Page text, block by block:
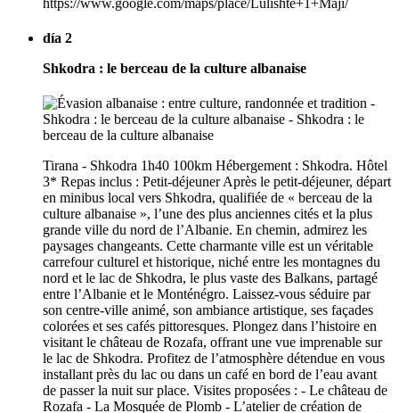
https://www.google.com/maps/place/Lulishte+1+Maji/
día 2
Shkodra : le berceau de la culture albanaise
Tirana - Shkodra 1h40 100km Hébergement : Shkodra. Hôtel
3* Repas inclus : Petit-déjeuner Après le petit-déjeuner, départ
en minibus local vers Shkodra, qualifiée de « berceau de la
culture albanaise », l’une des plus anciennes cités et la plus
grande ville du nord de l’Albanie. En chemin, admirez les
paysages changeants. Cette charmante ville est un véritable
carrefour culturel et historique, niché entre les montagnes du
nord et le lac de Shkodra, le plus vaste des Balkans, partagé
entre l’Albanie et le Monténégro. Laissez-vous séduire par
son centre-ville animé, son ambiance artistique, ses façades
colorées et ses cafés pittoresques. Plongez dans l’histoire en
visitant le château de Rozafa, offrant une vue imprenable sur
le lac de Shkodra. Profitez de l’atmosphère détendue en vous
installant près du lac ou dans un café en bord de l’eau avant
de passer la nuit sur place. Visites proposées : - Le château de
Rozafa - La Mosquée de Plomb - L’atelier de création de